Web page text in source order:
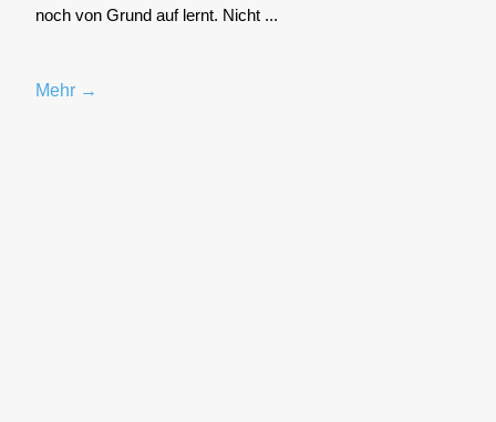
noch von Grund auf lernt. Nicht ...
Mehr →